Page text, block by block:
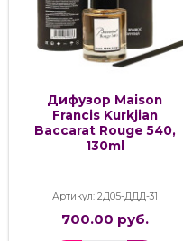
Дифузор Maison
Francis Kurkjian
Baccarat Rouge 540,
130ml
Артикул: 2Д05-ДДД-31
700.00 руб.